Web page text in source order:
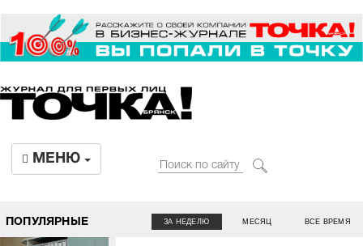
МЕНЮ
ПОПУЛЯРНЫЕ ЗА НЕДЕЛЮ МЕСЯЦ ВСЕ ВРЕМЯ